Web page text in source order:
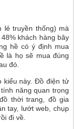
lẻ truyền thống) mà
khách hàng bây
hề có ý định mua
là họ sẽ mua đúng
đó.
kiểu này. Đồ điện tử
năng quan trọng
thời trang, đồ gia
tay, lướt web, chụp
đi về.